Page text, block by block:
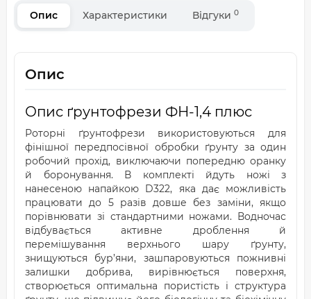
Опис Характеристики Відгуки 0
Опис
Опис ґрунтофрези ФН-1,4 плюс
Роторні ґрунтофрези використовуються для
фінішної передпосівної обробки ґрунту за один
робочий прохід, виключаючи попередню оранку
й боронування. В комплекті йдуть ножі з
нанесеною напайкою D322, яка дає можливість
працювати до 5 разів довше без заміни, якщо
порівнювати зі стандартними ножами. Водночас
відбувається активне дроблення й
перемішування верхнього шару ґрунту,
знищуються бур’яни, зашпаровуються пожнивні
залишки добрива, вирівнюється поверхня,
створюється оптимальна пористість і структура